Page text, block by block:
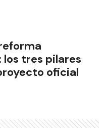
tres pilares
oficial